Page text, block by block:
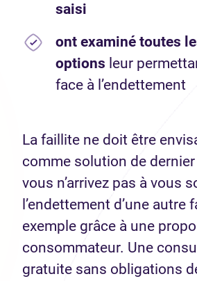
saisi
ont examiné toutes
options leur
face à l’endettement
La faillite ne doit être
comme solution de
vous n’arrivez pas à vous
l’endettement d’une autre
exemple grâce à une
consommateur. Une
gratuite sans obligations